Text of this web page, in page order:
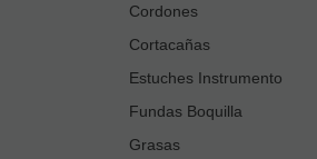
Cordones
Cortacañas
Estuches Instrumento
Fundas Boquilla
Grasas